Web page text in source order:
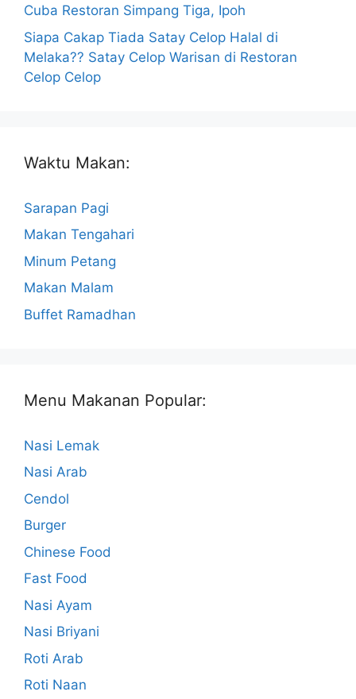
Cuba Restoran Simpang Tiga, Ipoh
Siapa Cakap Tiada Satay Celop Halal di
Melaka?? Satay Celop Warisan di Restoran
Celop Celop
Waktu Makan:
Sarapan Pagi
Makan Tengahari
Minum Petang
Makan Malam
Buffet Ramadhan
Menu Makanan Popular:
Nasi Lemak
Nasi Arab
Cendol
Burger
Chinese Food
Fast Food
Nasi Ayam
Nasi Briyani
Roti Arab
Roti Naan